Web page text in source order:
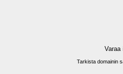
Varaa
Tarkista domainin